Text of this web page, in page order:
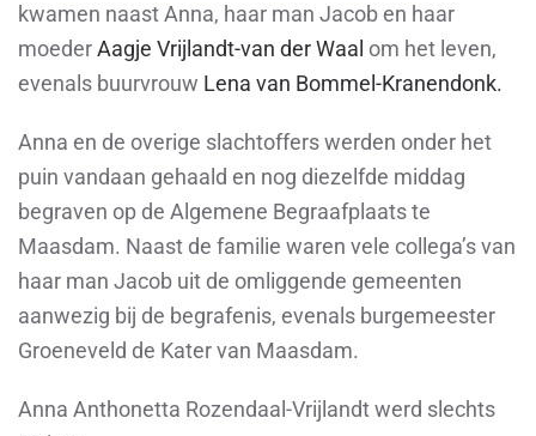
kwamen naast Anna, haar man Jacob en haar
moederAagje Vrijlandt-van der Waal om het leven,
evenals buurvrouw Lena van Bommel-Kranendonk.
Anna en de overige slachtoffers werden onder het
puin vandaan gehaald en nog diezelfde middag
begraven op de Algemene Begraafplaats te
Maasdam. Naast de familie waren vele collega’s van
haar man Jacob uit de omliggende gemeenten
aanwezig bij de begrafenis, evenals burgemeester
Groeneveld de Kater van Maasdam.
Anna Anthonetta Rozendaal-Vrijlandt werd slechts